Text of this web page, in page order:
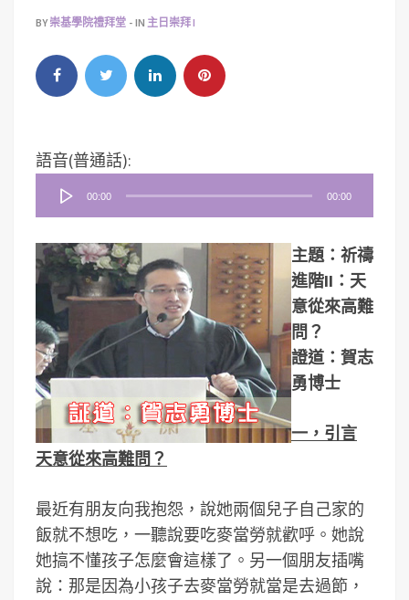
BY崇基學院禮拜堂 IN 主日崇拜 I
語音(普通話):
器
00:00 00:00
主題：祈禱
進階II：天
意從來高難
問？
證道：賀志
勇博士
一，引言
天意從來高難問？
最近有朋友向我抱怨，說她兩個兒子自己家的
飯就不想吃，一聽說要吃麥當勞就歡呼。她說
她搞不懂孩子怎麼會這樣了。另一個朋友插嘴
說：那是因為小孩子去麥當勞就當是去過節，